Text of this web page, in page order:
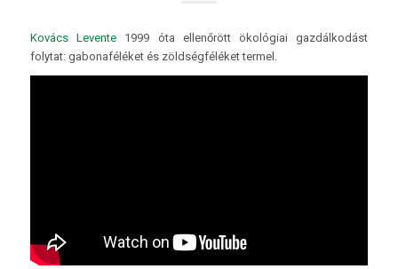
Kovács Levente1999 óta ellenőrött ökológiai gazdálkodást
folytat: gabonaféléket és zöldségféléket termel.